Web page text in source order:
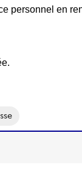
personnel en